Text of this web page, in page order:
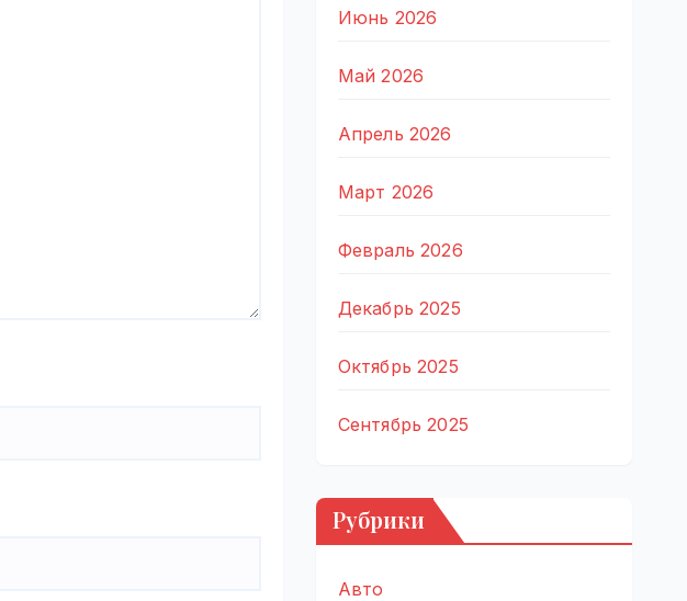
Июнь 2026
Май 2026
Апрель 2026
Март 2026
Февраль 2026
Декабрь 2025
Октябрь 2025
Сентябрь 2025
Рубрики
Авто